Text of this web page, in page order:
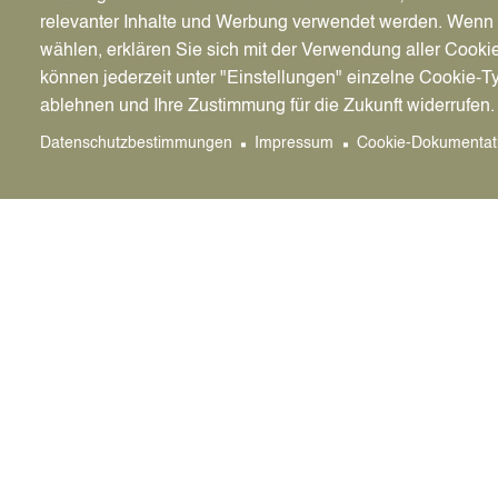
Bitte vergewissern Sie sich, ob das
ist und Sie auch antragsberechtigt sind. Bitte
Beträge für zu Unrecht beantragte Urkunden
Geburtsurkunden ist das Standesamt des
Hinweise
Personenstandsregister werden nur befristet
relevanter Inhalte und Werbung verwendet werden.
wählen, erklären Sie sich mit der Verwendung aller
können jederzeit unter "Einstellungen" einzelne Cookie-
ablehnen und Ihre Zustimmung für die Zukunft widerrufen.
Datenschutzbestimmungen Impressum Cookie-